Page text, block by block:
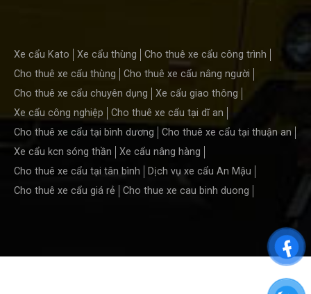
Xe cẩu Kato Xe cẩu thùng
Cho thuê xe cẩu công trình
Cho thuê xe cẩu thùng
Cho thuê xe cẩu nâng người
Cho thuê xe cẩu chuyên dụng
Xe cẩu giao thông
Xe cẩu công nghiệp
Cho thuê xe cẩu tại dĩ an
Cho thuê xe cẩu tại bình dương
Cho thuê xe cẩu tại thuận an
Xe cẩu kcn sóng thần
Xe cẩu nâng hàng
Cho thuê xe cẩu tại tân bình
Dịch vụ xe cẩu An Mậu
Cho thuê xe cẩu giá rẻ
Cho thue xe cau binh duong